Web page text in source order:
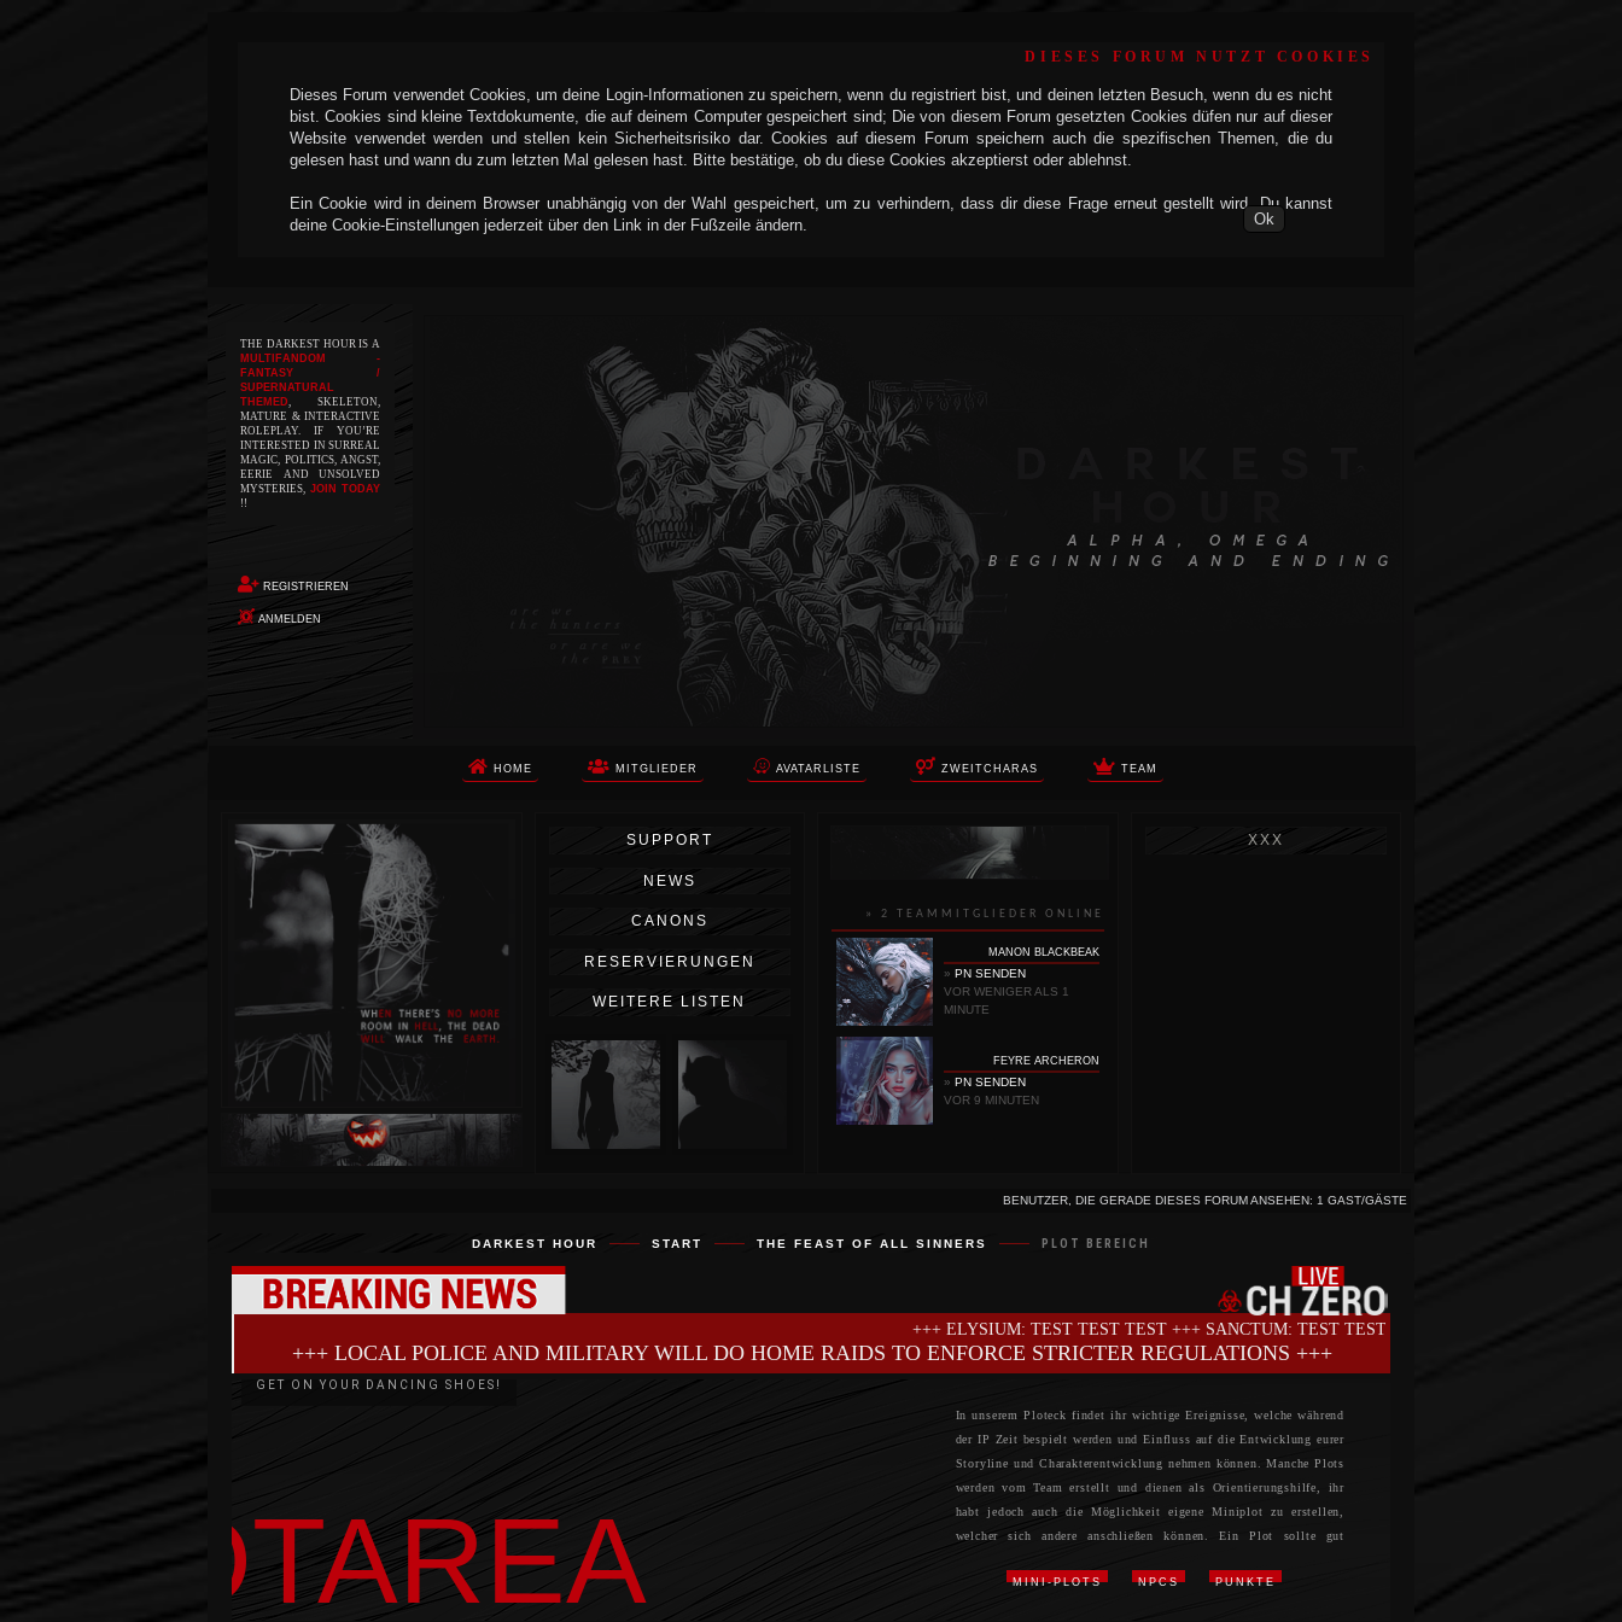
DIESES FORUM NUTZT COOKIES
Dieses Forum verwendet Cookies, um deine Login-Informationen zu speichern, wenn du registriert bist, und deinen letzten Besuch, wenn du es nicht
bist. Cookies sind kleine Textdokumente, die auf deinem Computer gespeichert sind; Die von diesem Forum gesetzten Cookies düfen nur auf dieser
Website verwendet werden und stellen kein Sicherheitsrisiko dar. Cookies auf diesem Forum speichern auch die spezifischen Themen, die du
gelesen hast und wann du zum letzten Mal gelesen hast. Bitte bestätige, ob du diese Cookies akzeptierst oder ablehnst.
Ein Cookie wird in deinem Browser unabhängig von der Wahl gespeichert, um zu verhindern, dass dir diese Frage erneut gestellt wird. Du kannst
deine Cookie-Einstellungen jederzeit über den Link in der Fußzeile ändern.
THE DARKEST HOUR IS A
MULTIFANDOM -
FANTASY /
SUPERNATURAL
THEMED, SKELETON,
MATURE & INTERACTIVE
ROLEPLAY. IF YOU’RE
INTERESTED IN SURREAL
MAGIC, POLITICS, ANGST,
EERIE AND UNSOLVED
MYSTERIES, JOIN TODAY
!!
REGISTRIEREN
ANMELDEN
HOME MITGLIEDER AVATARLISTE ZWEITCHARAS TEAM
Die Apokalypse. Das ist das Wort,
das Ihnen in den Sinn kommt, als
Sie auf dem Boden aufwachen, Ihr
Körper schmerzt und Ihr Geist
wird von alptraumhaften
Erinnerungen überflutet. Vor
wenigen Augenblicken hatten Sie
noch ein ruhiges Leben geführt.
Dann begann die Erde unter Ihren
Füßen zu beben. Um Sie herum
stürzte alles ein. Die Berge
zerbrachen. Die Städte waren
nicht mehr. Die Ozeane
verschlangen alles. Tausende von
Menschen starben in weniger als
60 Sekunden. Dann wurde es
stockfinster. Aber jetzt sind Sie
hier und leben. Aber definitiv
schrecklichen Zorn abbekommen,
Ein Blitz am Himmel lässt Sie den
Kopf heben und Ihnen wird klar,
dass Ihre Reise noch lange nicht
SUPPORT
NEWS
CANONS
RESERVIERUNGEN
WEITERE LISTEN
» 2 TEAMMITGLIEDER ONLINE
MANON BLACKBEAK
» PN SENDEN
VOR WENIGER ALS 1
MINUTE
FEYRE ARCHERON
» PN SENDEN
VOR 9 MINUTEN
XXX
BENUTZER, DIE GERADE DIESES FORUM ANSEHEN: 1 GAST/GÄSTE
DARKEST HOUR START THE FEAST OF ALL SINNERS PLOT BEREICH
+++ ELYSIUM: TEST TEST TEST +++ SANCTUM: TEST TEST TEST +++ NEMESIS: TEST TEST TEST
+++ LOCAL POLICE AND MILITARY WILL DO HOME RAIDS TO ENFORCE STRICTER REGULATIONS +++
PLOTAREA
GET ON YOUR DANCING SHOES!
In unserem Ploteck findet ihr wichtige Ereignisse, welche während
der IP Zeit bespielt werden und Einfluss auf die Entwicklung eurer
Storyline und Charakterentwicklung nehmen können. Manche Plots
werden vom Team erstellt und dienen als Orientierungshilfe, ihr
habt jedoch auch die Möglichkeit eigene Miniplot zu erstellen,
welcher sich andere anschließen können. Ein Plot sollte gut
damit es später zu keinen Komplikationen kommt.
MINI-PLOTS NPCS PUNKTE